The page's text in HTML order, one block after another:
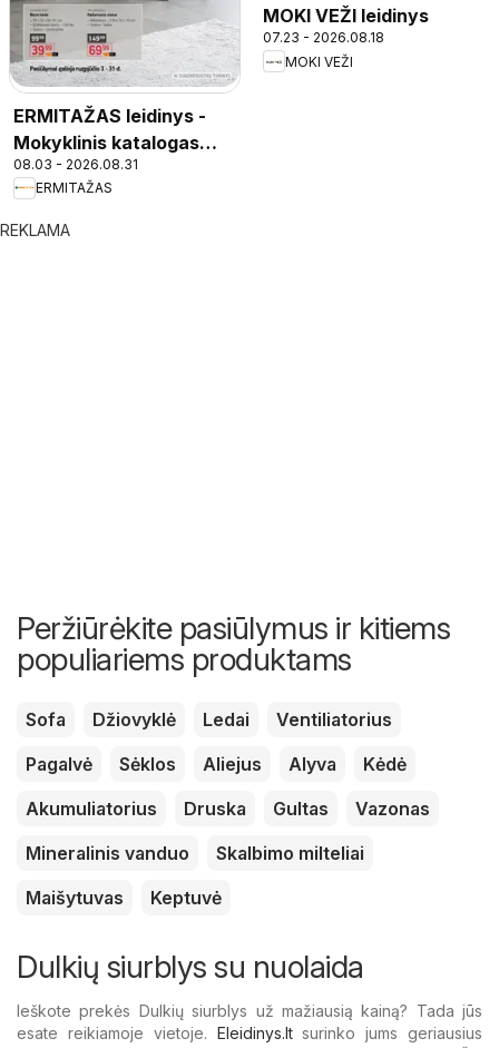
ERMITAŽAS leidinys -
Mokyklinis katalogas
2026
08.03 - 2026.08.31
ERMITAŽAS
MOKI VEŽI leidinys
07.23 - 2026.08.18
MOKI VEŽI
REKLAMA
Peržiūrėkite pasiūlymus ir kitiems
populiariems produktams
Sofa Džiovyklė Ledai
Ventiliatorius
Pagalvė
Sėklos Aliejus Alyva
Kėdė
Akumuliatorius
Druska Gultas
Vazonas
Mineralinis vanduo
Skalbimo milteliai
Maišytuvas
Keptuvė
Dulkių siurblys su nuolaida
Ieškote prekės Dulkių siurblys už mažiausią kainą? Tada jūs
esate reikiamoje vietoje. Eleidinys.ltsurinko jums geriausius